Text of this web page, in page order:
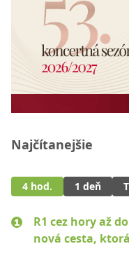
Najčítanejšie
4 hod. 1 deň
R1 cez hory až
nová cesta,